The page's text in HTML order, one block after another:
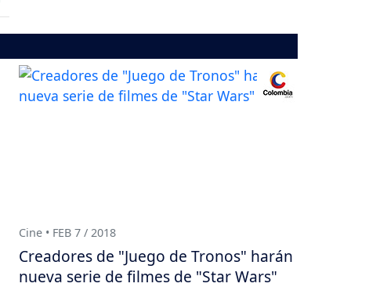
Cine • FEB 7 / 2018
Creadores de "Juego de Tronos" harán
nueva serie de filmes de "Star Wars"